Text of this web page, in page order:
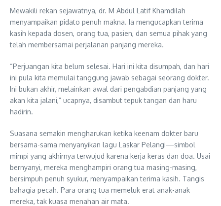
Mewakili rekan sejawatnya, dr. M Abdul Latif Khamdilah
menyampaikan pidato penuh makna. Ia mengucapkan terima
kasih kepada dosen, orang tua, pasien, dan semua pihak yang
telah membersamai perjalanan panjang mereka.
“Perjuangan kita belum selesai. Hari ini kita disumpah, dan hari
ini pula kita memulai tanggung jawab sebagai seorang dokter.
Ini bukan akhir, melainkan awal dari pengabdian panjang yang
akan kita jalani,” ucapnya, disambut tepuk tangan dan haru
hadirin.
Suasana semakin mengharukan ketika keenam dokter baru
bersama-sama menyanyikan lagu Laskar Pelangi—simbol
mimpi yang akhirnya terwujud karena kerja keras dan doa. Usai
bernyanyi, mereka menghampiri orang tua masing-masing,
bersimpuh penuh syukur, menyampaikan terima kasih. Tangis
bahagia pecah. Para orang tua memeluk erat anak-anak
mereka, tak kuasa menahan air mata.